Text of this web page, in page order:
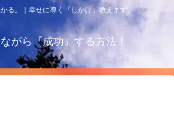
る。｜幸せに導く『しかけ』教えます。
がら『成功』する方法！